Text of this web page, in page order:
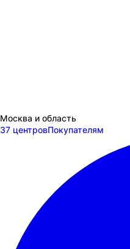
Москва и область
37 центровПокупателям